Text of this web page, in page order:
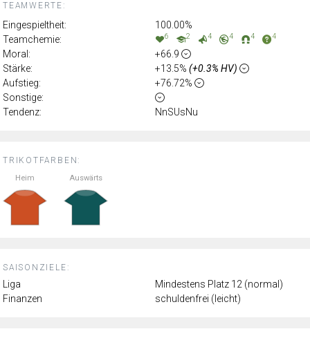
TRIKOTFARBEN:
Heim Auswärts
SAISONZIELE:
Liga
Mindestens Platz 12 (normal)
Finanzen
schuldenfrei (leicht)
TEAMWERTE:
Eingespieltheit:
100.00%
Teamchemie:
6 2 4 4 4 4
Moral:
+66.9
Stärke:
+13.5% (+0.3% HV)
Aufstieg:
+76.72%
Sonstige:
Tendenz:
NnSUsNu